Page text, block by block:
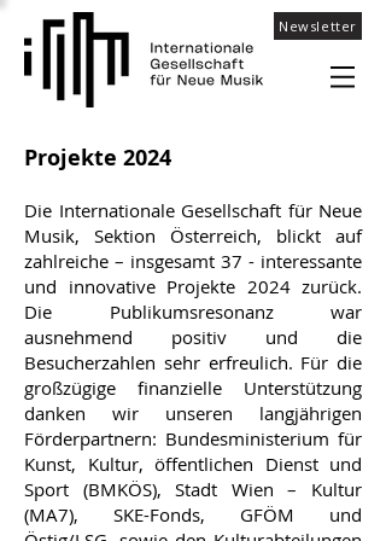
Newsletter
Projekte 2024
Die Internationale Gesellschaft für Neue
Musik, Sektion Österreich, blickt auf
zahlreiche – insgesamt 37 - interessante
und innovative Projekte 2024 zurück.
Die Publikumsresonanz war
ausnehmend positiv und die
Besucherzahlen sehr erfreulich. Für die
großzügige finanzielle Unterstützung
danken wir unseren langjährigen
Förderpartnern: Bundesministerium für
Kunst, Kultur, öffentlichen Dienst und
Sport (BMKÖS), Stadt Wien – Kultur
(MA7), SKE-Fonds, GFÖM und